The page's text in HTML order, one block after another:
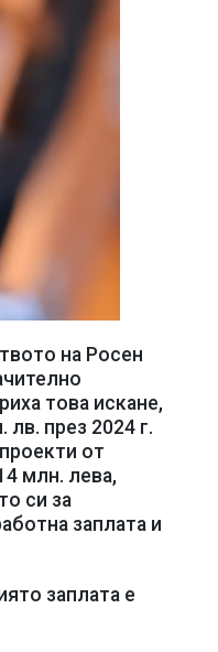
на Росен
това искане,
през 2024 г.
от
млн. лева,
си за
заплата и
заплата е